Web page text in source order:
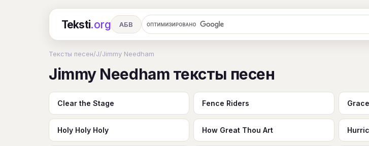
Teksti.org АБВ
Ч Ш Э Ю Я En A B C
Тексты песен/J/Jimmy Needham
Jimmy Needham тексты песен
Clear the Stage Fence Riders
Holy Holy Holy How Great Thou Art